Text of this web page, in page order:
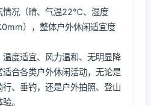
情况（晴、气温22℃、湿度
），整体户外休闲适宜度
度适宜、风力温和、无明显降
合各类户外休闲活动，无论是
、垂钓，还是户外拍照、登山
。